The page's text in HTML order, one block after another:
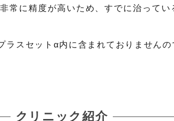
常に精度が高いため、すでに治って
ラスセットα内に含まれておりません
クリニック紹介